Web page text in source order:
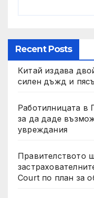
Recent Posts
Китай издава
силен дъжд и
Работилницата в
за да даде
увреждания
Правителството
Court по план за